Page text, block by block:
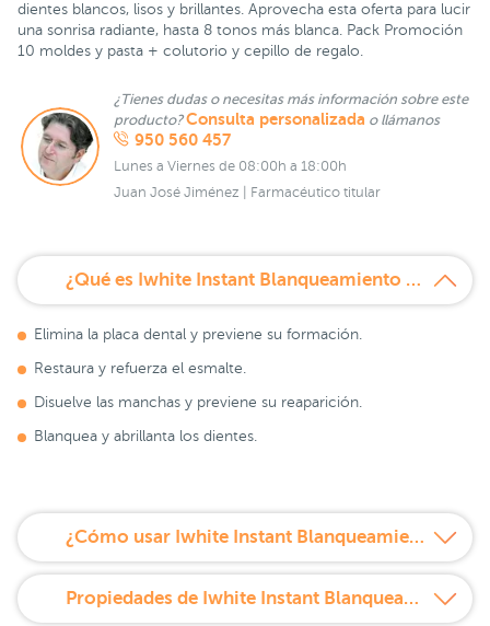
dientes blancos, lisos y brillantes. Aprovecha esta oferta para lucir
una sonrisa radiante, hasta 8 tonos más blanca. Pack Promoción
10 moldes y pasta + colutorio y cepillo de regalo.
¿Tienes dudas o necesitas más información sobre este
producto?Consulta personalizada o llámanos
950 560 457
Lunes a Viernes de 08:00h a 18:00h
Juan José Jiménez | Farmacéutico titular
¿Qué es Iwhite Instant Blanqueamiento Dental Pack Moldes + Pasta + Colutorio?
Elimina la placa dental y previene su formación.
Restaura y refuerza el esmalte.
Disuelve las manchas y previene su reaparición.
Blanquea y abrillanta los dientes.
¿Cómo usar Iwhite Instant Blanqueamiento Dental Pack Moldes + Pasta + Colutorio?
Propiedades de Iwhite Instant Blanqueamiento Dental Pack Moldes + Pasta + Colutorio